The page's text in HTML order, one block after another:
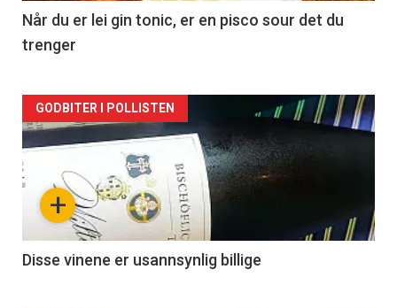
2
Når du er lei gin tonic, er en pisco sour det du
trenger
Forsiden
akkurat
nå
3
+
GODBITER I POLLISTEN
Disse vinene er usannsynlig billige